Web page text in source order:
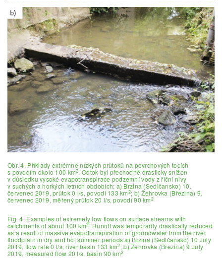
Obr. 4. Příklady extrémně nízkých průtoků na povrchových tocích
s povodím okolo 100 km2. Odtok byl přechodně drasticky snížen
v důsledku vysoké evapotranspirace podzemní vody z říční nivy
v suchých a horkých letních obdobích; a) Brzina (Sedlčansko) 10.
červenec 2019, průtok 0 l/s, povodí 133 km2; b) Žehrovka (Březina) 9.
červenec 2019, měřený průtok 20 l/s, povodí 90 km2
Fig. 4. Examples of extremely low flows on surface streams with
catchments of about 100 km2. Runoff was temporarily drastically reduced
as a result of massive evapotranspiration of groundwater from the river
floodplain in dry and hot summer periods a) Brzina (Sedlčansko) 10 July
2019, flow rate 0 l/s, river basin 133 km2; b) Žehrovka (Březina) 9 July
2019, measured flow 20 l/s, basin 90 km2